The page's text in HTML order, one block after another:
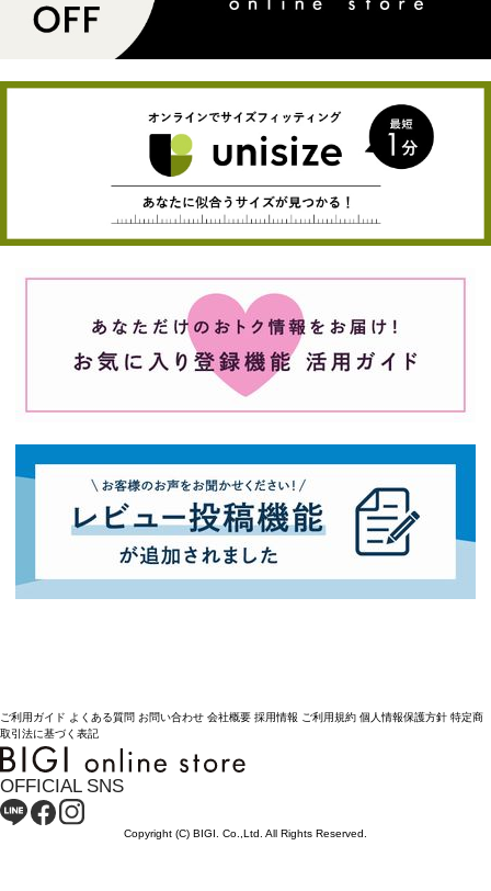
ご利用ガイド よくある質問 お問い合わせ 会社概要 採用情報 ご利用規約 個人情報保護方針 特定商
取引法に基づく表記
OFFICIAL SNS
Copyright (C) BIGI. Co.,Ltd. All Rights Reserved.